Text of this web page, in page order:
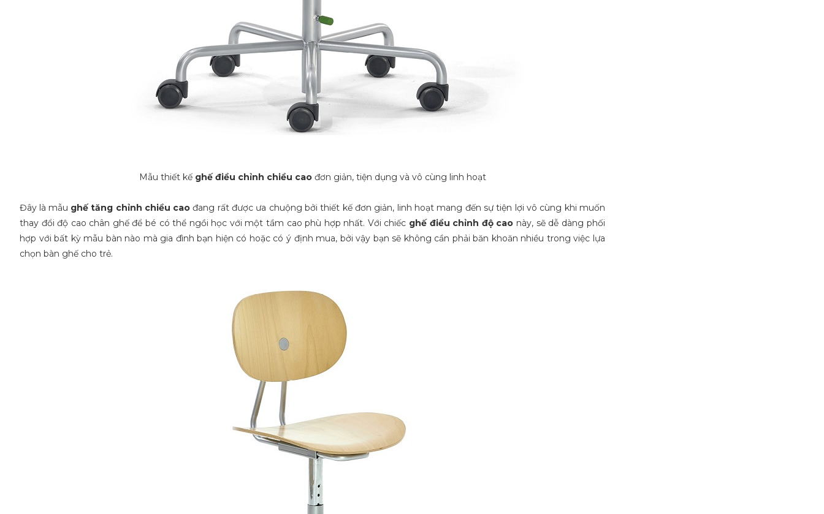
Mẫu thiết kế ghế điều chỉnh chiều caođơn giản, tiện dụng và vô cùng linh hoạt
Đây là mẫu ghế tăng chỉnh chiều cao đang rất được ưa chuộng bởi thiết kế đơn giản, linh hoạt mang đến sự tiện lợi vô cùng khi muốn
thay đổi độ cao chân ghế để bé có thể ngồi học với một tầm cao phù hợp nhất. Với chiếc ghế điều chỉnh độ cao này, sẽ dễ dàng phối
hợp với bất kỳ mẫu bàn nào mà gia đình bạn hiện có hoặc có ý định mua, bởi vậy bạn sẽ không cần phải băn khoăn nhiều trong việc lựa
chọn bàn ghế cho trẻ.